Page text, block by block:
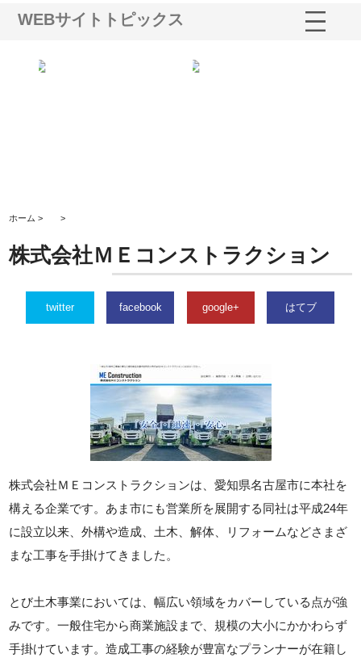
WEBサイトトピックス
ホーム > >
株式会社ＭＥコンストラクション
twitter facebook google+ はてブ
株式会社ＭＥコンストラクションは、愛知県名古屋市に本社を
構える企業です。あま市にも営業所を展開する同社は平成24年
に設立以来、外構や造成、土木、解体、リフォームなどさまざ
まな工事を手掛けてきました。
とび土木事業においては、幅広い領域をカバーしている点が強
みです。一般住宅から商業施設まで、規模の大小にかかわらず
手掛けています。造成工事の経験が豊富なプランナーが在籍し